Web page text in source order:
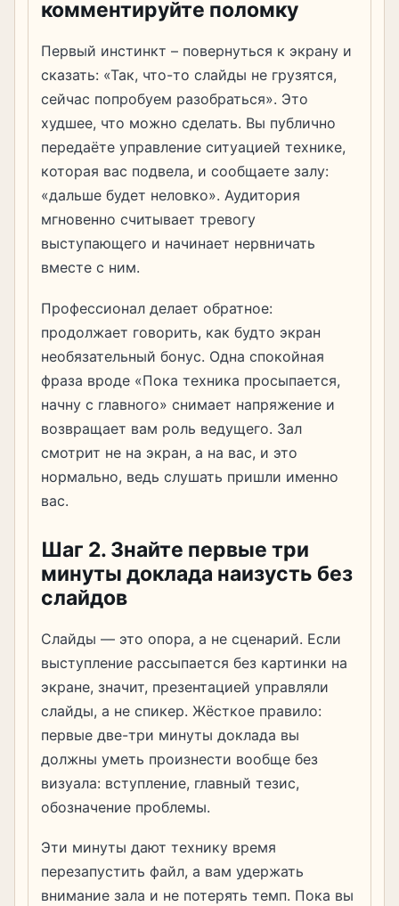
комментируйте поломку
Первый инстинкт – повернуться к экрану и
сказать: «Так, что-то слайды не грузятся,
сейчас попробуем разобраться». Это
худшее, что можно сделать. Вы публично
передаёте управление ситуацией технике,
которая вас подвела, и сообщаете залу:
«дальше будет неловко». Аудитория
мгновенно считывает тревогу
выступающего и начинает нервничать
вместе с ним.
Профессионал делает обратное:
продолжает говорить, как будто экран
необязательный бонус. Одна спокойная
фраза вроде «Пока техника просыпается,
начну с главного» снимает напряжение и
возвращает вам роль ведущего. Зал
смотрит не на экран, а на вас, и это
нормально, ведь слушать пришли именно
вас.
Шаг 2. Знайте первые три
минуты доклада наизусть без
слайдов
Слайды — это опора, а не сценарий. Если
выступление рассыпается без картинки на
экране, значит, презентацией управляли
слайды, а не спикер. Жёсткое правило:
первые две-три минуты доклада вы
должны уметь произнести вообще без
визуала: вступление, главный тезис,
обозначение проблемы.
Эти минуты дают технику время
перезапустить файл, а вам удержать
внимание зала и не потерять темп. Пока вы